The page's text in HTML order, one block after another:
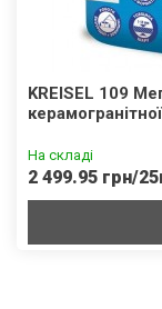
KREISEL 109
На складі
2 499.95 грн/